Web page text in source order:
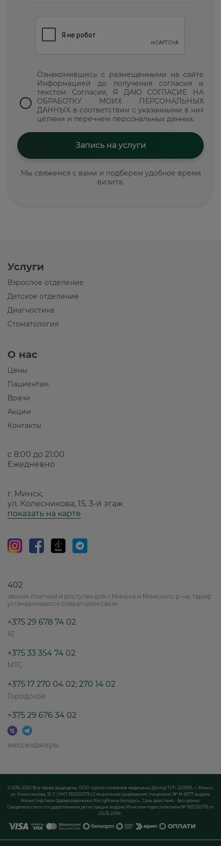
Ознакомившись с размещенными на сайте
Информацией до получения согласия и
текстом Согласия, Я ДАЮ СОГЛАСИЕ НА
ОБРАБОТКУ МОИХ ПЕРСОНАЛЬНЫХ
ДАННЫХ в соответствии с указанными в них
целями и перечнем персональных данных.
Мы свяжемся с вами и подберем удобное время
визита.
Услуги
Взрослое отделение
Детское отделение
Диагностика
Стоматология
О нас
Цены
Пациентам
Врачи
Акции
Контакты
с 8:00 до 21:00
Ежедневно
г. Минск,
ул. Колесникова, 15, 3-й этаж
показать на карте
402
звонок платный и доступен для г.Минска и Минского р-на, тариф
устанавливается оператором связи
+375 29 678 74 02
A1
+375 33 354 74 02
МТС
+375 17 270 04 02; 270 14 02
Городской
+375 29 676 34 02
мессенджеры
© 2016-2026 Все права защищены. ООО «Центр семейной медицины-Доктор ТУТ» 220055, г. Минск,
ул. Колесникова, 15-3 | УНП 193256378 | Специальное разрешение (лицензия) № М-8377 выдана
Министерством Здравоохранения Республики Беларусь. Срок действия - бессрочно.
Свидетельство о государственной регистрации выдано Минским горисполкомом № 193256378 от
20.05.2019г.